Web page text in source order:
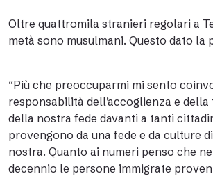
Oltre quattromila stranieri regolari a
metà sono musulmani. Questo dato la
“Più che preoccuparmi mi sento
responsabilità dell’accoglienza e
della nostra fede davanti a tanti
provengono da una fede e da culture
nostra. Quanto ai numeri penso che
decennio le persone immigrate